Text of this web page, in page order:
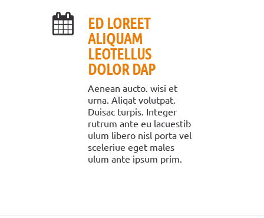
ED LOREET
ALIQUAM
LEOTELLUS
DOLOR DAP
Aenean aucto. wisi et
urna. Aliqat volutpat.
Duisac turpis. Integer
rutrum ante eu lacuestib
ulum libero nisl porta vel
sceleriue eget males
ulum ante ipsum prim.